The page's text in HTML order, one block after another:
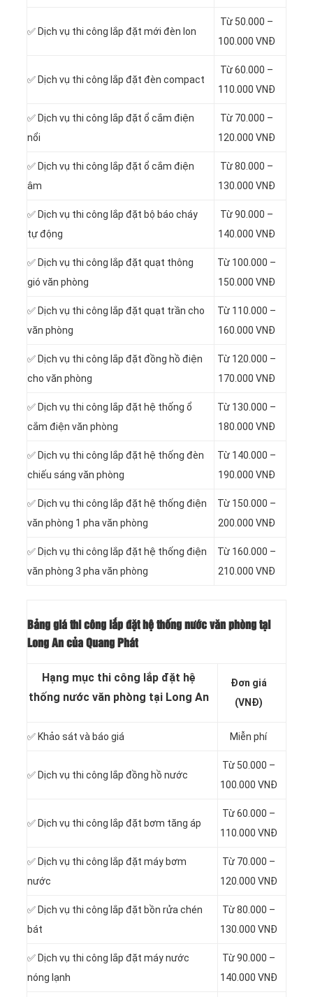
✅ Dịch vụ thi công lắp đặt mới đèn lon
Từ 50.000 –
100.000 VNĐ
✅ Dịch vụ thi công lắp đặt đèn compact
Từ 60.000 –
110.000 VNĐ
✅ Dịch vụ thi công lắp đặt ổ cắm điện
nổi
Từ 70.000 –
120.000 VNĐ
✅ Dịch vụ thi công lắp đặt ổ cắm điện
âm
Từ 80.000 –
130.000 VNĐ
✅ Dịch vụ thi công lắp đặt bộ báo cháy
tự động
Từ 90.000 –
140.000 VNĐ
✅ Dịch vụ thi công lắp đặt quạt thông
gió văn phòng
Từ 100.000 –
150.000 VNĐ
✅ Dịch vụ thi công lắp đặt quạt trần cho
văn phòng
Từ 110.000 –
160.000 VNĐ
✅ Dịch vụ thi công lắp đặt đồng hồ điện
cho văn phòng
Từ 120.000 –
170.000 VNĐ
✅ Dịch vụ thi công lắp đặt hệ thống ổ
cắm điện văn phòng
Từ 130.000 –
180.000 VNĐ
✅ Dịch vụ thi công lắp đặt hệ thống đèn
chiếu sáng văn phòng
Từ 140.000 –
190.000 VNĐ
✅ Dịch vụ thi công lắp đặt hệ thống điện
văn phòng 1 pha văn phòng
Từ 150.000 –
200.000 VNĐ
✅ Dịch vụ thi công lắp đặt hệ thống điện
văn phòng 3 pha văn phòng
Từ 160.000 –
210.000 VNĐ
Bảng giá thi công lắp đặt hệ thống nước văn phòng tại
Long An của Quang Phát
Hạng mục thi công lắp đặt hệ
thống nước văn phòng tại Long An
Đơn giá
(VNĐ)
✅ Khảo sát và báo giá Miễn phí
✅ Dịch vụ thi công lắp đồng hồ nước
Từ 50.000 –
100.000 VNĐ
✅ Dịch vụ thi công lắp đặt bơm tăng áp
Từ 60.000 –
110.000 VNĐ
✅ Dịch vụ thi công lắp đặt máy bơm
nước
Từ 70.000 –
120.000 VNĐ
✅ Dịch vụ thi công lắp đặt bồn rửa chén
bát
Từ 80.000 –
130.000 VNĐ
✅ Dịch vụ thi công lắp đặt máy nước
nóng lạnh
Từ 90.000 –
140.000 VNĐ